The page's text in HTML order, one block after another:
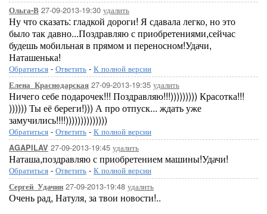
Ольга-В 27-09-2013-19:30 удалить
Ну что сказать: гладкой дороги! Я сдавала легко, но это
было так давно...Поздравляю с приобретениями,сейчас
будешь мобильная в прямом и переносном!Удачи,
Наташенька!
Обратиться - Ответить - К полной версии
Елена_Краснодарская 27-09-2013-19:35 удалить
Ничего себе подарочек!!! Поздравляю!!!))))))))) Красотка!!!
)))))) Ты её береги!))) А про отпуск... ждать уже
замучились!!!!))))))))))))))
Обратиться - Ответить - К полной версии
AGAPILAV 27-09-2013-19:45 удалить
Наташа,поздравляю с приобретением машины!Удачи!
Обратиться - Ответить - К полной версии
Сергей_Удачин 27-09-2013-19:48 удалить
Очень рад, Натуля, за твои новости!..